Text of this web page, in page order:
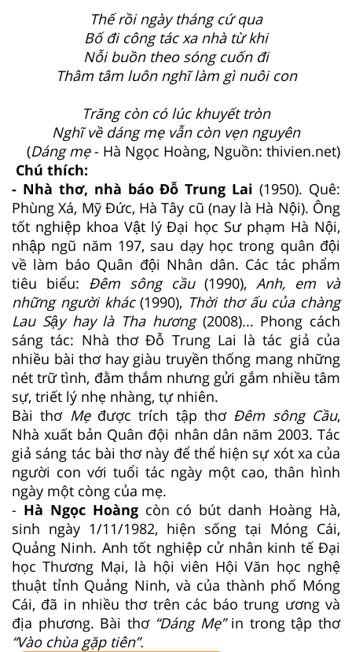
Thế rồi ngày tháng cứ qua
Bố đi công tác xa nhà từ khi
Nỗi buồn theo sóng cuốn đi
Thâm tâm luôn nghĩ làm gì nuôi con
Trăng còn có lúc khuyết tròn
Nghĩ về dáng mẹ vẫn còn vẹn nguyên
(Dáng mẹ- Hà Ngọc Hoàng, Nguồn: thivien.net)
Chú thích:
- Nhà thơ, nhà báo Đỗ Trung Lai (1950). Quê:
Phùng Xá, Mỹ Đức, Hà Tây cũ (nay là Hà Nội). Ông
tốt nghiệp khoa Vật lý Đại học Sư phạm Hà Nội,
nhập ngũ năm 197, sau dạy học trong quân đội
về làm báo Quân đội Nhân dân. Các tác phẩm
tiêu biểu: Đêm sông cầu(1990), Anh, em và
những người khác(1990), Thời thơ ấu của chàng
Lau Sậy hay là Tha hương(2008)... Phong cách
sáng tác: Nhà thơ Đỗ Trung Lai là tác giả của
nhiều bài thơ hay giàu truyền thống mang những
nét trữ tình, đằm thắm nhưng gửi gắm nhiều tâm
sự, triết lý nhẹ nhàng, tự nhiên.
Bài thơ Mẹđược trích tập thơ Đêm sông Cầu,
Nhà xuất bản Quân đội nhân dân năm 2003. Tác
giả sáng tác bài thơ này để thể hiện sự xót xa của
người con với tuổi tác ngày một cao, thân hình
ngày một còng của mẹ.
- Hà Ngọc Hoàngcòn có bút danh Hoàng Hà,
sinh ngày 1/11/1982, hiện sống tại Móng Cái,
Quảng Ninh. Anh tốt nghiệp cử nhân kinh tế Đại
học Thương Mại, là hội viên Hội Văn học nghệ
thuật tỉnh Quảng Ninh, và của thành phố Móng
Cái, đã in nhiều thơ trên các báo trung ương và
địa phương. Bài thơ “Dáng Mẹ”in trong tập thơ
“Vào chùa gặp tiên”.